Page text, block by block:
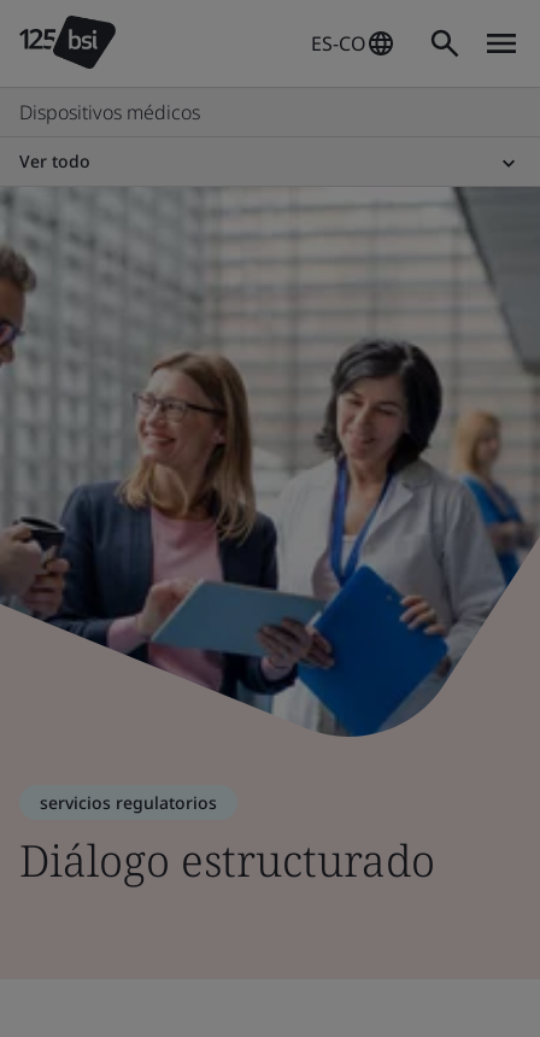
ES-CO
Dispositivos médicos
Ver todo
servicios regulatorios
Diálogo estructurado